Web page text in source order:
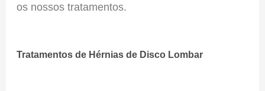
os nossos tratamentos.
Tratamentos de Hérnias de Disco Lombar